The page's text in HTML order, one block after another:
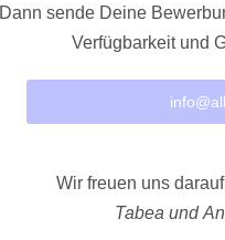
Dann sende Deine
Verfügbarkeit und
Wir freuen uns
Tabea und